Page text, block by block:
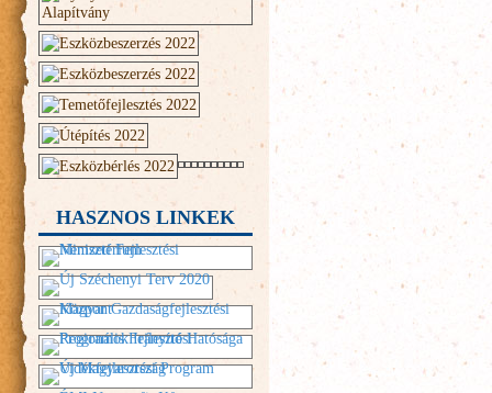
HASZNOS LINKEK